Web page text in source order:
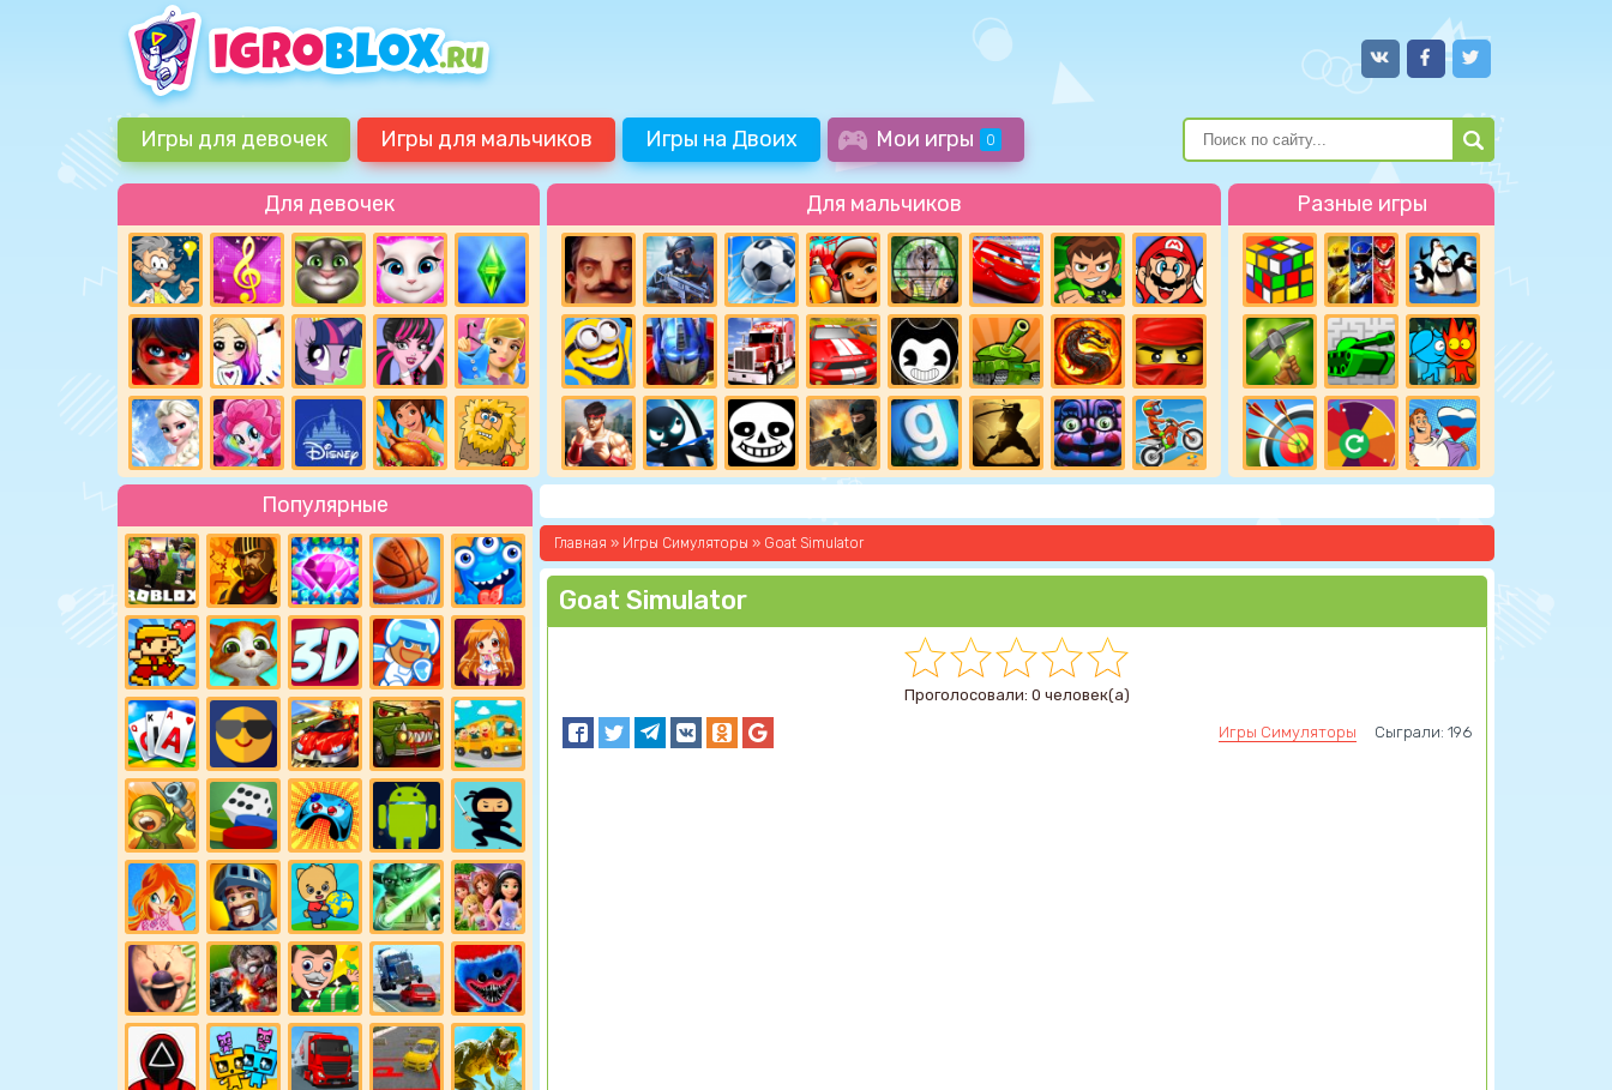
Игры для девочек Игры для мальчиков Игры на Двоих Мои игры 0
Для девочек Для мальчиков Разные игры
Популярные
Главная » Игры Симуляторы » Goat Simulator
Goat Simulator
Проголосовали: 0 человек(а)
Игры Симуляторы Сыграли: 196